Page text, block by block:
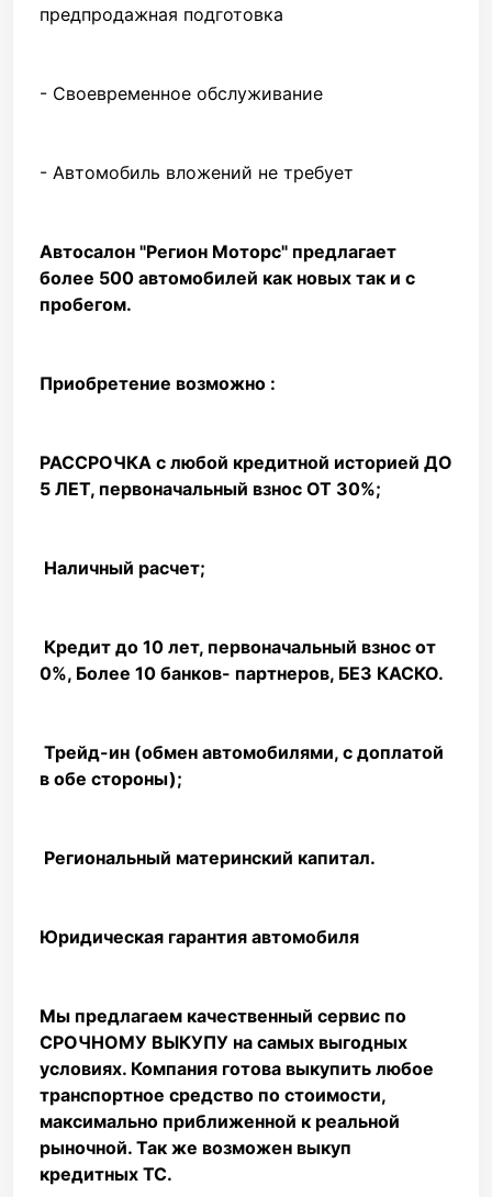
предпродажная подготовка
- Своевременное обслуживание
- Автомобиль вложений не требует
Автосалон "Регион Моторс" предлагает
более 500 автомобилей как новых так и с
пробегом.
Приобретение возможно :
РАССРОЧКА с любой кредитной историей ДО
5 ЛЕТ, первоначальный взнос ОТ 30%;
️ Наличный расчет;
️ Кредит до 10 лет, первоначальный взнос от
0%, Более 10 банков- партнеров, БЕЗ КАСКО. ️
️ Трейд-ин (обмен автомобилями, с доплатой
в обе стороны);
️ Региональный материнский капитал.
Юридическая гарантия автомобиля
Мы предлагаем качественный сервис по
СРОЧНОМУ ВЫКУПУ на самых выгодных
условиях. Компания готова выкупить любое
транспортное средство по стоимости,
максимально приближенной к реальной
рыночной. Так же возможен выкуп
кредитных ТС.